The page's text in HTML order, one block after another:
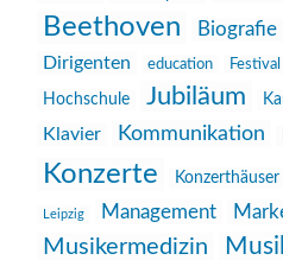
Beethoven Biografie
Dirigenten education Festival
Hochschule Jubiläum
Klavier
Kommunikation
Konzerte Konzerthäuser
Leipzig Management
Musikermedizin